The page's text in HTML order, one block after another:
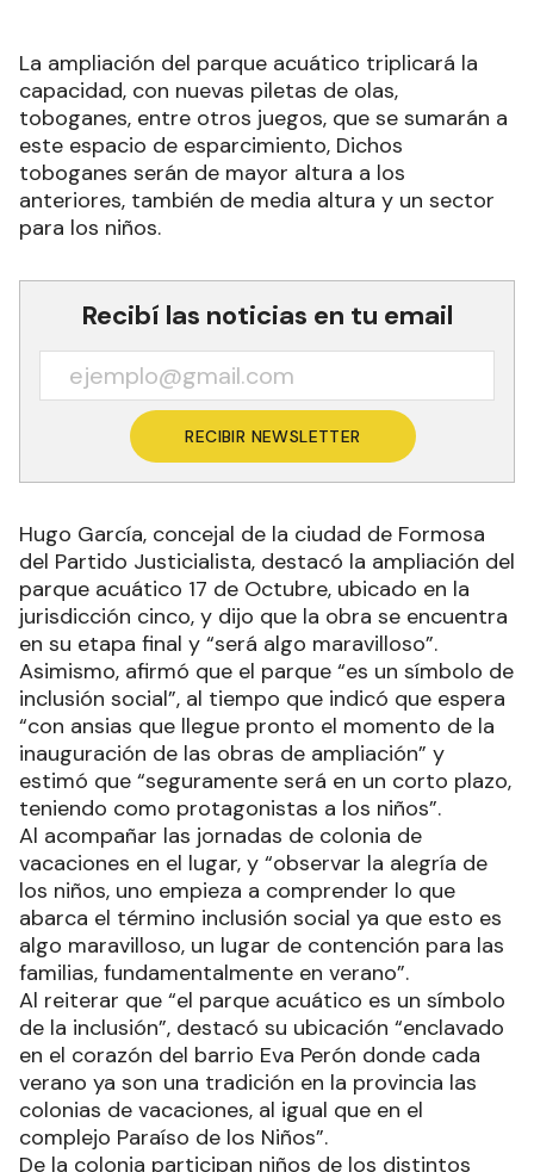
La ampliación del parque acuático triplicará la
capacidad, con nuevas piletas de olas,
toboganes, entre otros juegos, que se sumarán a
este espacio de esparcimiento, Dichos
toboganes serán de mayor altura a los
anteriores, también de media altura y un sector
para los niños.
Recibí las noticias en tu email
RECIBIR NEWSLETTER
Hugo García, concejal de la ciudad de Formosa
del Partido Justicialista, destacó la ampliación del
parque acuático 17 de Octubre, ubicado en la
jurisdicción cinco, y dijo que la obra se encuentra
en su etapa final y “será algo maravilloso”.
Asimismo, afirmó que el parque “es un símbolo de
inclusión social”, al tiempo que indicó que espera
“con ansias que llegue pronto el momento de la
inauguración de las obras de ampliación” y
estimó que “seguramente será en un corto plazo,
teniendo como protagonistas a los niños”.
Al acompañar las jornadas de colonia de
vacaciones en el lugar, y “observar la alegría de
los niños, uno empieza a comprender lo que
abarca el término inclusión social ya que esto es
algo maravilloso, un lugar de contención para las
familias, fundamentalmente en verano”.
Al reiterar que “el parque acuático es un símbolo
de la inclusión”, destacó su ubicación “enclavado
en el corazón del barrio Eva Perón donde cada
verano ya son una tradición en la provincia las
colonias de vacaciones, al igual que en el
complejo Paraíso de los Niños”.
De la colonia participan niños de los distintos